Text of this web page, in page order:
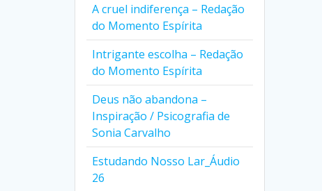
A cruel indiferença – Redação
do Momento Espírita
Intrigante escolha – Redação
do Momento Espírita
Deus não abandona –
Inspiração / Psicografia de
Sonia Carvalho
Estudando Nosso Lar_Áudio
26